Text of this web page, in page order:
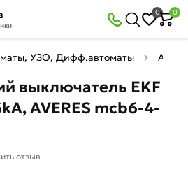
0 0
УЗО, Дифф.автоматы
выключатель EKF
AVERES mcb6-4-
отзыв